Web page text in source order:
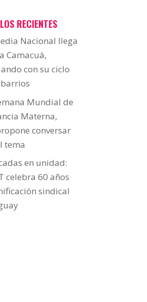
RECIENTES
Nacional llega
Camacuá,
con su ciclo
Mundial de
Materna,
conversar
tema
en unidad:
celebra 60 años
sindical